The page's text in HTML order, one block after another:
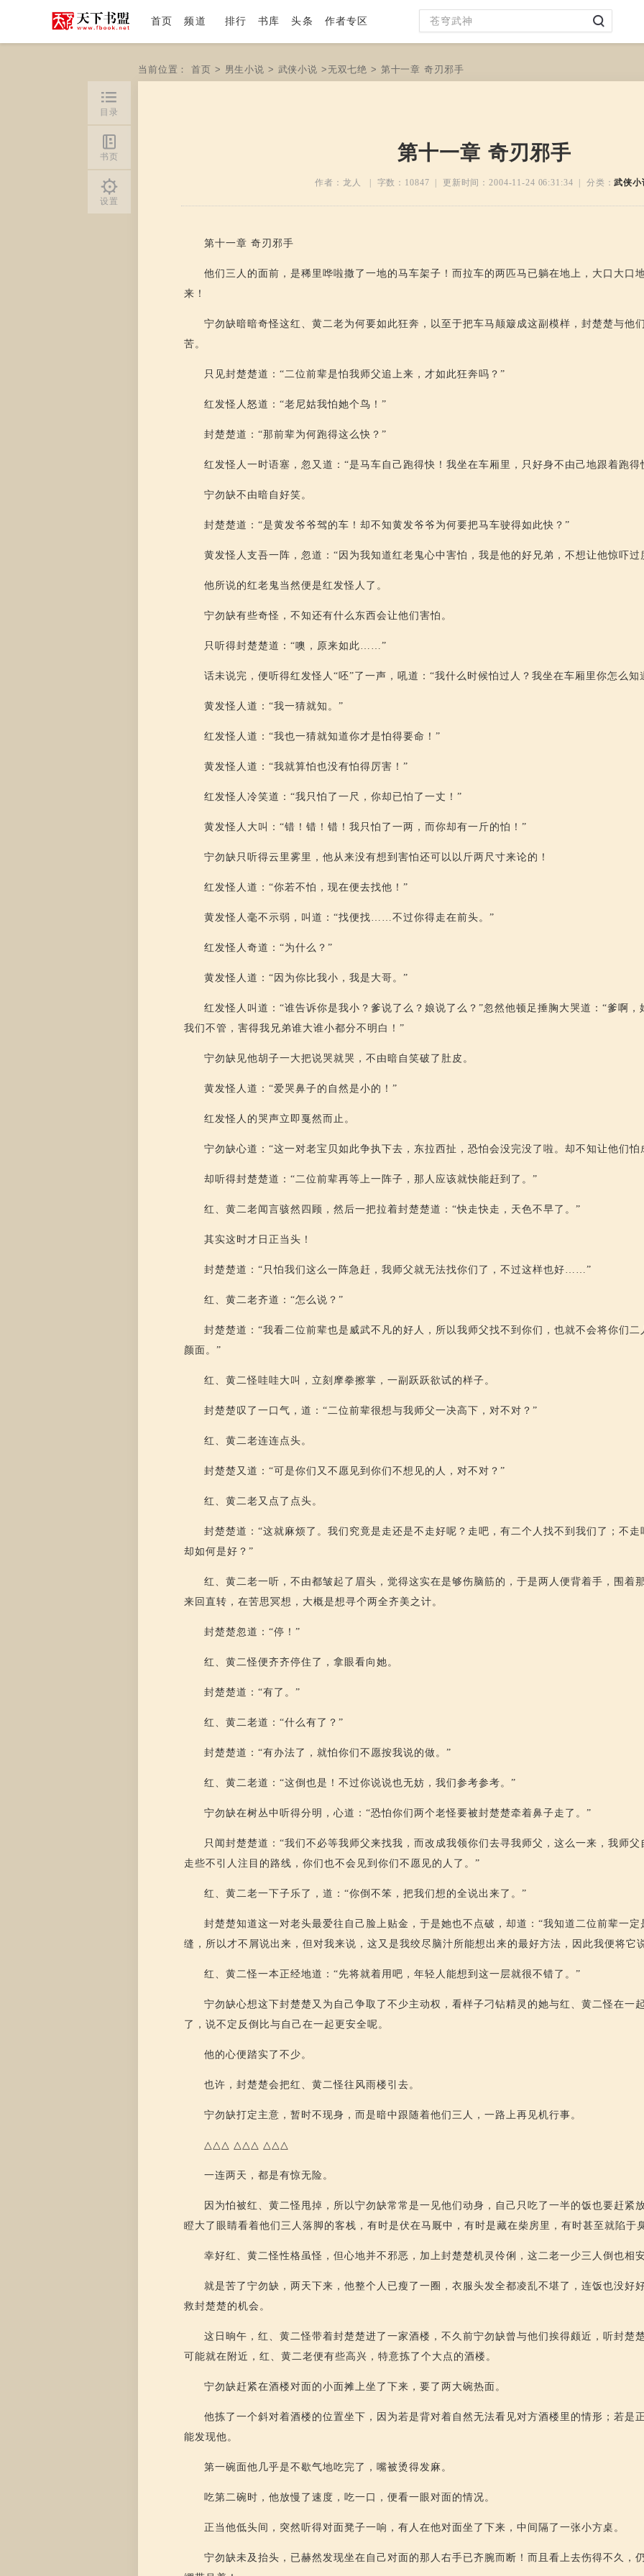
首页 频道 排行 书库 头条 作者专区
当前位置：首页 > 男生小说 > 武侠小说 >无双七绝 > 第十一章 奇刃邪手
第十一章 奇刃邪手
作者：龙人 | 字数： 10847 | 更新时间：2004-11-24 06:31:34 | 分类：武侠小
第十一章 奇刃邪手
他们三人的面前，是稀里哗啦撒了一地的马车架子！而拉车的两匹马已躺在地上，大口大口
来！
宁勿缺暗暗奇怪这红、黄二老为何要如此狂奔，以至于把车马颠簸成这副模样，封楚楚与他
苦。
只见封楚楚道：“二位前辈是怕我师父追上来，才如此狂奔吗？”
红发怪人怒道：“老尼姑我怕她个鸟！”
封楚楚道：“那前辈为何跑得这么快？”
红发怪人一时语塞，忽又道：“是马车自己跑得快！我坐在车厢里，只好身不由己地跟着跑得
宁勿缺不由暗自好笑。
封楚楚道：“是黄发爷爷驾的车！却不知黄发爷爷为何要把马车驶得如此快？”
黄发怪人支吾一阵，忽道：“因为我知道红老鬼心中害怕，我是他的好兄弟，不想让他惊吓过
他所说的红老鬼当然便是红发怪人了。
宁勿缺有些奇怪，不知还有什么东西会让他们害怕。
只听得封楚楚道：“噢，原来如此……”
话未说完，便听得红发怪人“呸”了一声，吼道：“我什么时候怕过人？我坐在车厢里你怎么知
黄发怪人道：“我一猜就知。”
红发怪人道：“我也一猜就知道你才是怕得要命！”
黄发怪人道：“我就算怕也没有怕得厉害！”
红发怪人冷笑道：“我只怕了一尺，你却已怕了一丈！”
黄发怪人大叫：“错！错！错！我只怕了一两，而你却有一斤的怕！”
宁勿缺只听得云里雾里，他从来没有想到害怕还可以以斤两尺寸来论的！
红发怪人道：“你若不怕，现在便去找他！”
黄发怪人毫不示弱，叫道：“找便找……不过你得走在前头。”
红发怪人奇道：“为什么？”
黄发怪人道：“因为你比我小，我是大哥。”
红发怪人叫道：“谁告诉你是我小？爹说了么？娘说了么？”忽然他顿足捶胸大哭道：“爹啊
我们不管，害得我兄弟谁大谁小都分不明白！”
宁勿缺见他胡子一大把说哭就哭，不由暗自笑破了肚皮。
黄发怪人道：“爱哭鼻子的自然是小的！”
红发怪人的哭声立即戛然而止。
宁勿缺心道：“这一对老宝贝如此争执下去，东拉西扯，恐怕会没完没了啦。却不知让他们怕
却听得封楚楚道：“二位前辈再等上一阵子，那人应该就快能赶到了。”
红、黄二老闻言骇然四顾，然后一把拉着封楚楚道：“快走快走，天色不早了。”
其实这时才日正当头！
封楚楚道：“只怕我们这么一阵急赶，我师父就无法找你们了，不过这样也好……”
红、黄二老齐道：“怎么说？”
封楚楚道：“我看二位前辈也是威武不凡的好人，所以我师父找不到你们，也就不会将你们二
颜面。”
红、黄二怪哇哇大叫，立刻摩拳擦掌，一副跃跃欲试的样子。
封楚楚叹了一口气，道：“二位前辈很想与我师父一决高下，对不对？”
红、黄二老连连点头。
封楚楚又道：“可是你们又不愿见到你们不想见的人，对不对？”
红、黄二老又点了点头。
封楚楚道：“这就麻烦了。我们究竟是走还是不走好呢？走吧，有二个人找不到我们了；不
却如何是好？”
红、黄二老一听，不由都皱起了眉头，觉得这实在是够伤脑筋的，于是两人便背着手，围着
来回直转，在苦思冥想，大概是想寻个两全齐美之计。
封楚楚忽道：“停！”
红、黄二怪便齐齐停住了，拿眼看向她。
封楚楚道：“有了。”
红、黄二老道：“什么有了？”
封楚楚道：“有办法了，就怕你们不愿按我说的做。”
红、黄二老道：“这倒也是！不过你说说也无妨，我们参考参考。”
宁勿缺在树丛中听得分明，心道：“恐怕你们两个老怪要被封楚楚牵着鼻子走了。”
只闻封楚楚道：“我们不必等我师父来找我，而改成我领你们去寻我师父，这么一来，我师
走些不引人注目的路线，你们也不会见到你们不愿见的人了。”
红、黄二老一下子乐了，道：“你倒不笨，把我们想的全说出来了。”
封楚楚知道这一对老头最爱往自己脸上贴金，于是她也不点破，却道：“我知道二位前辈一
缝，所以才不屑说出来，但对我来说，这又是我绞尽脑汁所能想出来的最好方法，因此我便将它
红、黄二怪一本正经地道：“先将就着用吧，年轻人能想到这一层就很不错了。”
宁勿缺心想这下封楚楚又为自己争取了不少主动权，看样子刁钻精灵的她与红、黄二怪在一
了，说不定反倒比与自己在一起更安全呢。
他的心便踏实了不少。
也许，封楚楚会把红、黄二怪往风雨楼引去。
宁勿缺打定主意，暂时不现身，而是暗中跟随着他们三人，一路上再见机行事。
△△△ △△△ △△△
一连两天，都是有惊无险。
因为怕被红、黄二怪甩掉，所以宁勿缺常常是一见他们动身，自己只吃了一半的饭也要赶紧
瞪大了眼睛看着他们三人落脚的客栈，有时是伏在马厩中，有时是藏在柴房里，有时甚至就陷于
幸好红、黄二怪性格虽怪，但心地并不邪恶，加上封楚楚机灵伶俐，这二老一少三人倒也相安
就是苦了宁勿缺，两天下来，他整个人已瘦了一圈，衣服头发全都凌乱不堪了，连饭也没好
救封楚楚的机会。
这日晌午，红、黄二怪带着封楚楚进了一家酒楼，不久前宁勿缺曾与他们挨得颇近，听封楚
可能就在附近，红、黄二老便有些高兴，特意拣了个大点的酒楼。
宁勿缺赶紧在酒楼对面的小面摊上坐了下来，要了两大碗热面。
他拣了一个斜对着酒楼的位置坐下，因为若是背对着自然无法看见对方酒楼里的情形；若是
能发现他。
第一碗面他几乎是不歇气地吃完了，嘴被烫得发麻。
吃第二碗时，他放慢了速度，吃一口，便看一眼对面的情况。
正当他低头间，突然听得对面凳子一响，有人在他对面坐了下来，中间隔了一张小方桌。
宁勿缺未及抬头，已赫然发现坐在自己对面的那人右手已齐腕而断！而且看上去伤得不久，
目录
书页
设置